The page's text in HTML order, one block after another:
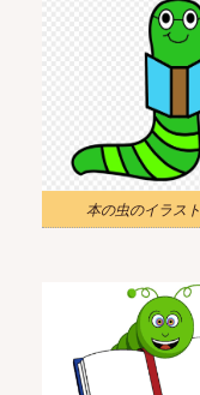
本の虫のイラスト